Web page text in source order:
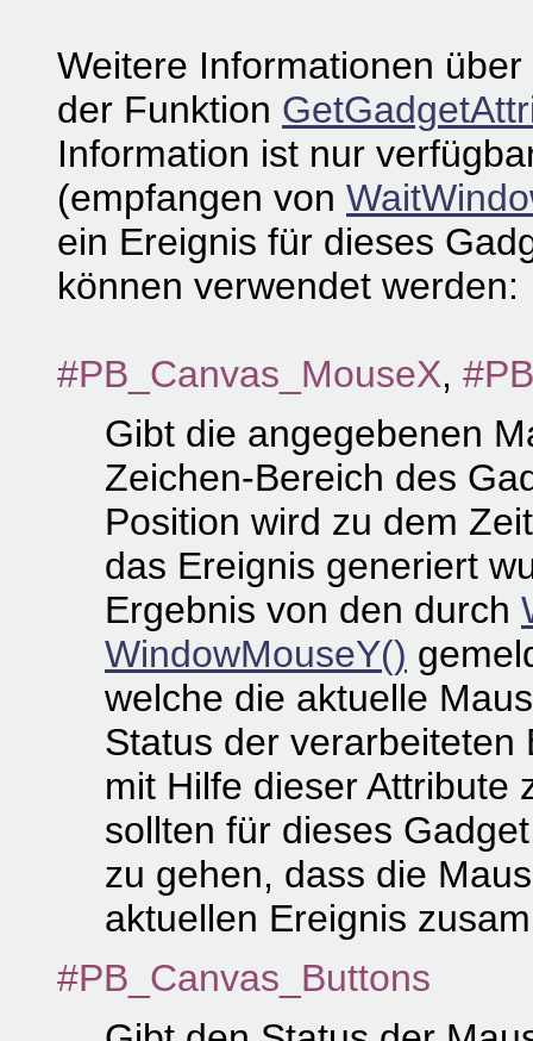
Weitere Informationen
der Funktion
Information ist nur
(empfangen von
ein Ereignis für dieses
können verwendet werden:
#PB_Canvas_MouseX,
Gibt die angegebenen
Zeichen-Bereich des
Position wird zu dem
das Ereignis generiert
Ergebnis von den durch
WindowMouseY()
welche die aktuelle
Status der verarbeiteten
mit Hilfe dieser Attribute
sollten für dieses
zu gehen, dass die
aktuellen Ereignis
#PB_Canvas_Buttons